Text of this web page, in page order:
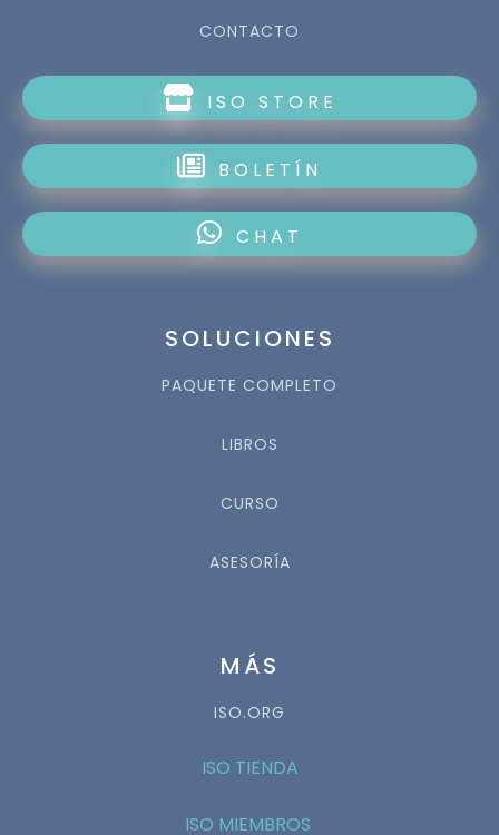
CONTACTO
ISO STORE
BOLETÍN
CHAT
SOLUCIONES
PAQUETE COMPLETO
LIBROS
CURSO
ASESORÍA
MÁS
ISO.ORG
ISO TIENDA
ISO MIEMBROS